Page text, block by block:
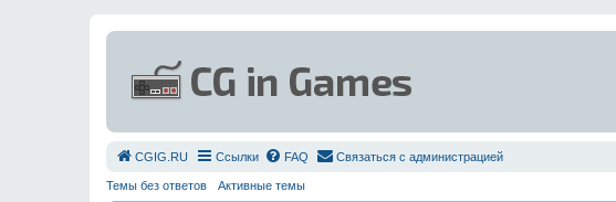
СGIG.RU Ссылки FAQ Связаться с администрацией
Темы без ответов Активные темы